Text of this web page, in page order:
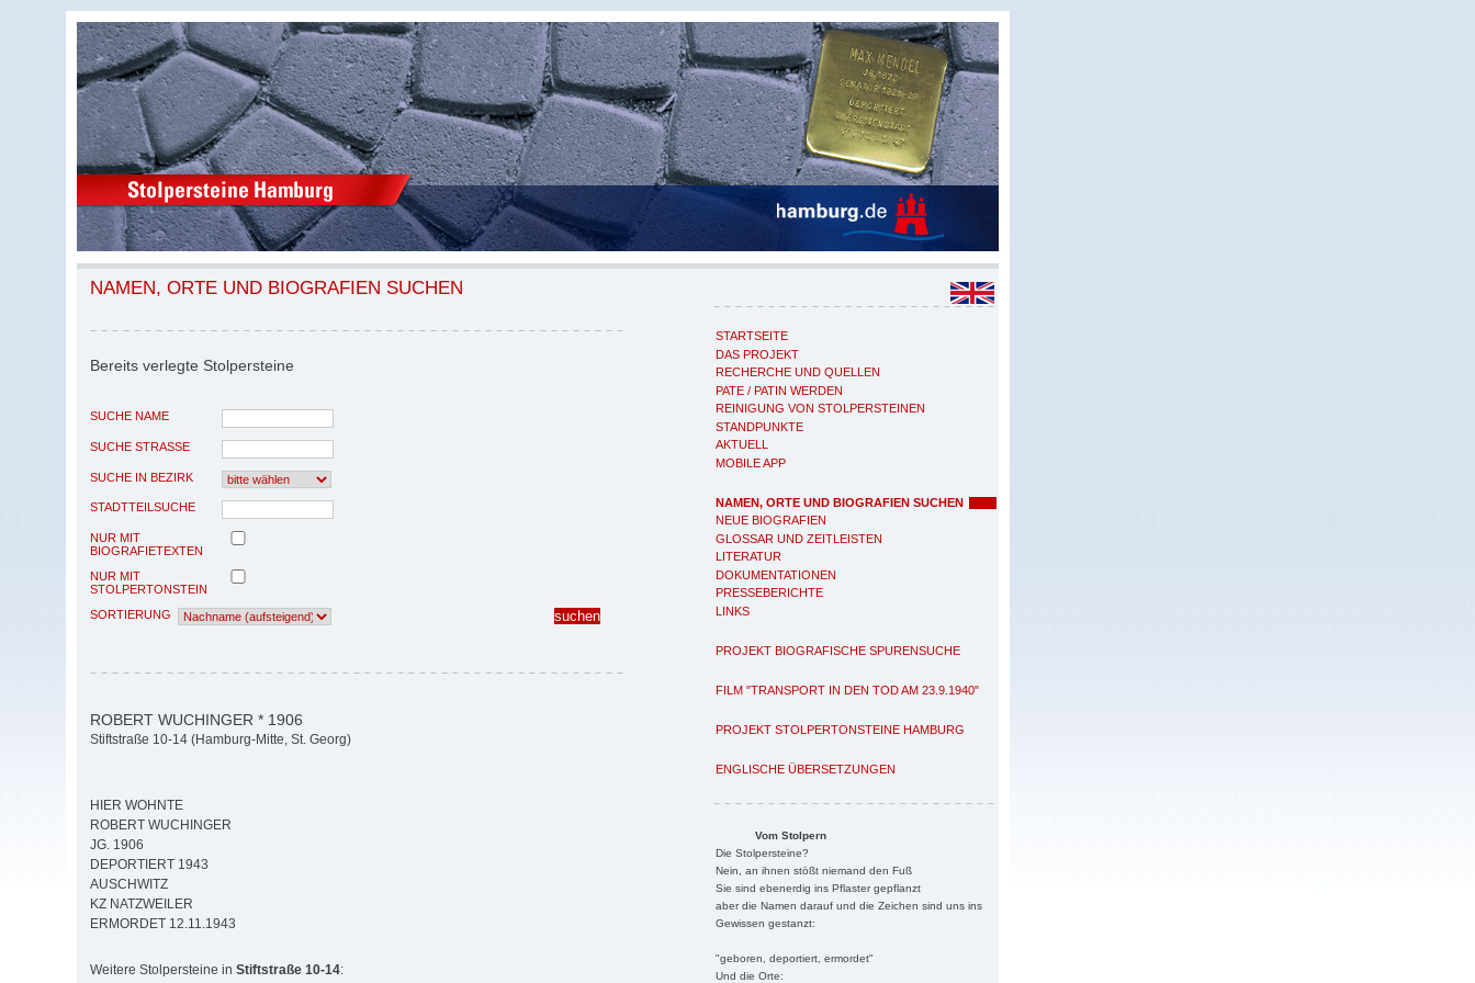
STARTSEITE
DAS PROJEKT
RECHERCHE UND QUELLEN
PATE / PATIN WERDEN
REINIGUNG VON STOLPERSTEINEN
STANDPUNKTE
AKTUELL
MOBILE APP
NAMEN, ORTE UND BIOGRAFIEN SUCHEN
NEUE BIOGRAFIEN
GLOSSAR UND ZEITLEISTEN
LITERATUR
DOKUMENTATIONEN
PRESSEBERICHTE
LINKS
PROJEKT BIOGRAFISCHE SPURENSUCHE
FILM "TRANSPORT IN DEN TOD AM 23.9.1940"
PROJEKT STOLPERTONSTEINE HAMBURG
ENGLISCHE ÜBERSETZUNGEN
Vom Stolpern
Die Stolpersteine?
Nein, an ihnen stößt niemand den Fuß
Sie sind ebenerdig ins Pflaster gepflanzt
aber die Namen darauf und die Zeichen sind uns ins
Gewissen gestanzt:
"geboren, deportiert, ermordet"
Und die Orte:
NAMEN, ORTE UND BIOGRAFIEN SUCHEN
Bereits verlegte Stolpersteine
SUCHE NAME
SUCHE STRASSE
SUCHE IN BEZIRK
STADTTEILSUCHE
NUR MIT
BIOGRAFIETEXTEN
NUR MIT
STOLPERTONSTEIN
SORTIERUNG
ROBERT WUCHINGER * 1906
Stiftstraße 10-14 (Hamburg-Mitte, St. Georg)
HIER WOHNTE
ROBERT WUCHINGER
JG. 1906
DEPORTIERT 1943
AUSCHWITZ
KZ NATZWEILER
ERMORDET 12.11.1943
Weitere Stolpersteine in Stiftstraße 10-14: